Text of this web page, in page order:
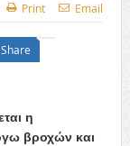
Print Email
Share
η
βροχών και